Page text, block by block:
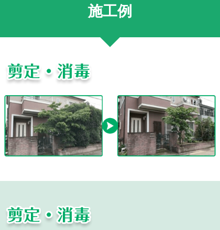
施工例